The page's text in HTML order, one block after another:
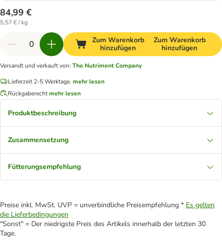
84,99 €
5,57 € / kg
Zum Warenkorb
hinzufügen
Zum Warenkorb
hinzufügen
Versandt und verkauft von: The Nutriment Company
Lieferzeit 2-5 Werktage. mehr lesen
Rückgaberechtmehr lesen
Produktbeschreibung
Zusammensetzung
Fütterungsempfehlung
Preise inkl. MwSt. UVP = unverbindliche Preisempfehlung * Es gelten
die Lieferbedingungen
"Sonst" = Der niedrigste Preis des Artikels innerhalb der letzten 30
Tage.